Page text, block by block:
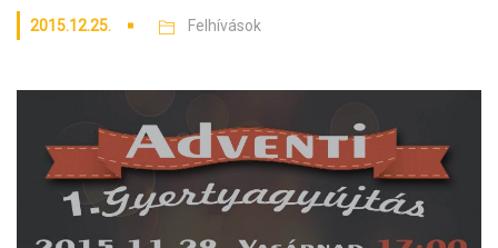
2015.12.25. Felhívások